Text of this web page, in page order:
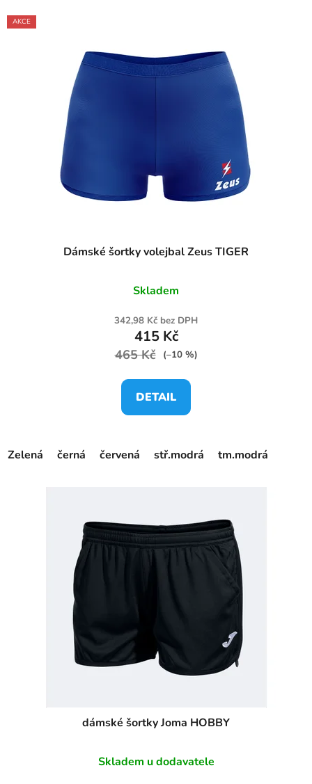
AKCE
Dámské šortky volejbal Zeus TIGER
Skladem
342,98 Kč bez DPH
415 Kč
465 Kč (–10 %)
DETAIL
Zelená černá červená stř.modrá tm.modrá
dámské šortky Joma HOBBY
Skladem u dodavatele